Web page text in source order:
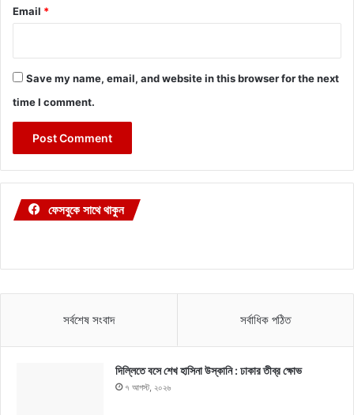
Email *
Save my name, email, and website in this browser for the next
time I comment.
ফেসবুকে সাথে থাকুন
সর্বশেষ সংবাদ সর্বাধিক পঠিত
দিল্লিতে বসে শেখ হাসিনা উস্কানি : ঢাকার তীব্র ক্ষোভ
৭ আগস্ট, ২০২৬